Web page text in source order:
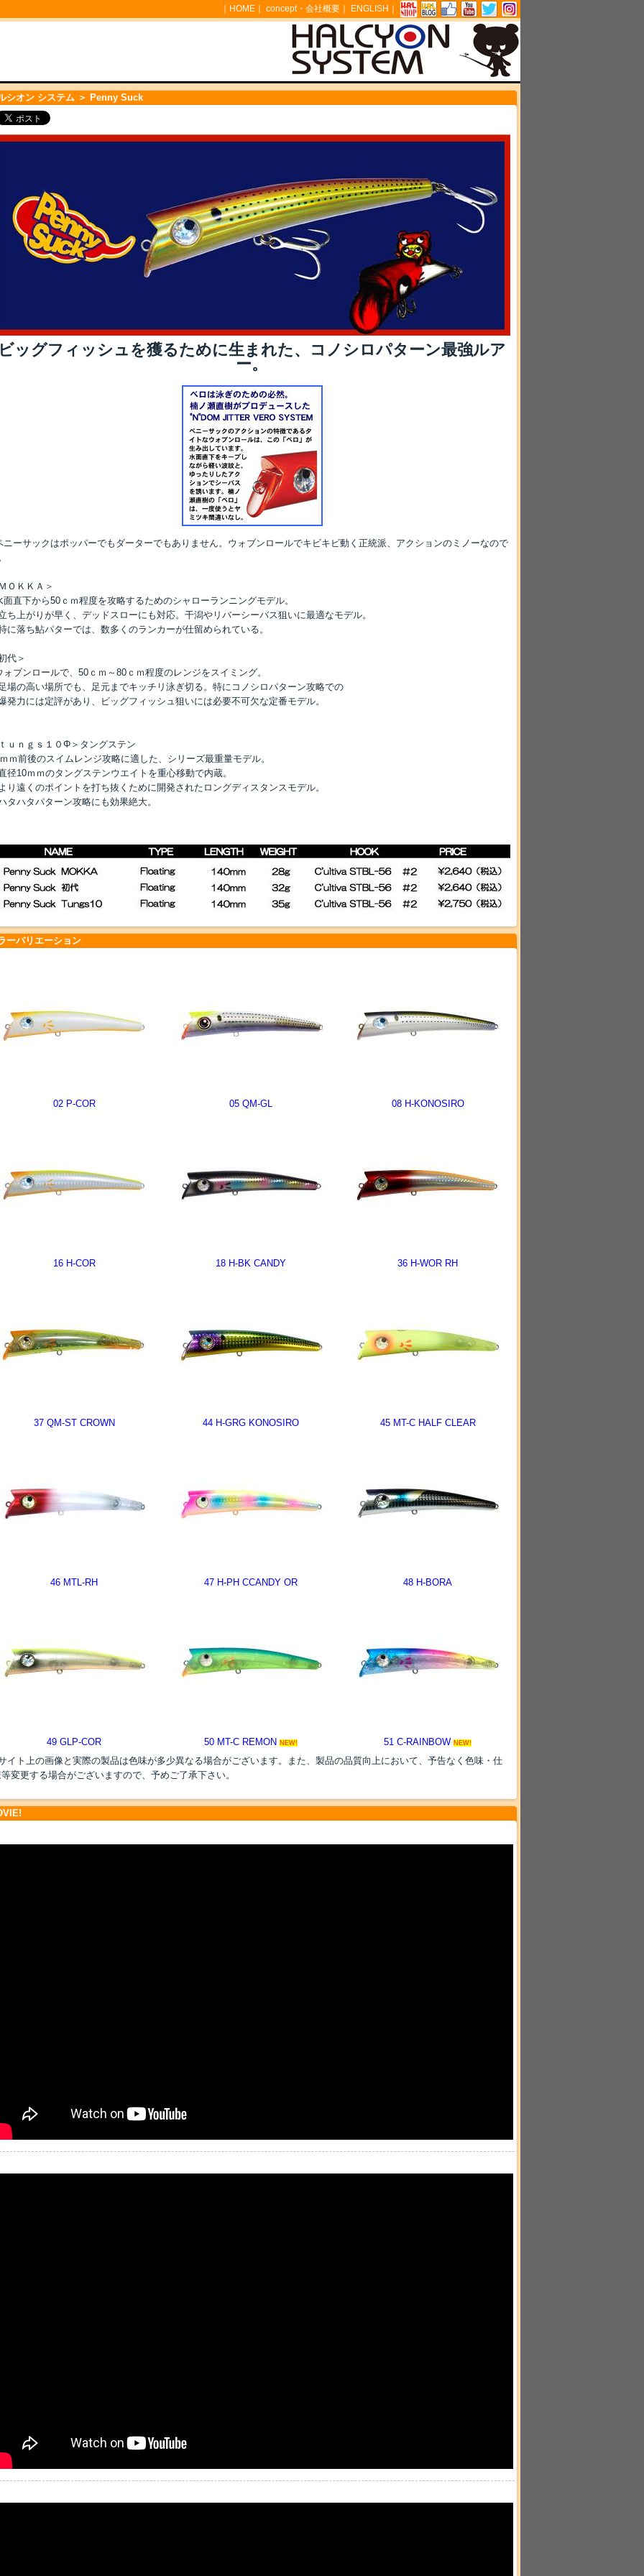
｜ HOME ｜ concept・会社概要 ｜ ENGLISH ｜
シオン システム ＞ Penny Suck
ッグフィッシュを獲るために生まれた、コノシロパターン最強ルア
ー。
ニーサックはポッパーでもダーターでもありません。ウォブンロールでキビキビ動く正統派、アクションのミノーなので
ＯＫＫＡ＞
面直下から50ｃｍ程度を攻略するためのシャローランニングモデル。
上がりが早く、デッドスローにも対応。干潟やリバーシーバス狙いに最適なモデル。
落ち鮎パターでは、数多くのランカーが仕留められている。
代＞
ォブンロールで、50ｃｍ～80ｃｍ程度のレンジをスイミング。
の高い場所でも、足元までキッチリ泳ぎ切る。特にコノシロパターン攻略での
力には定評があり、ビッグフィッシュ狙いには必要不可欠な定番モデル。
ｕｎｇｓ１０Φ＞タングステン
ｍ前後のスイムレンジ攻略に適した、シリーズ最重量モデル。
10ｍｍのタングステンウエイトを重心移動で内蔵。
遠くのポイントを打ち抜くために開発されたロングディスタンスモデル。
ハタパターン攻略にも効果絶大。
ーバリエーション
02 P-COR 05 QM-GL 08 H-KONOSIRO
16 H-COR 18 H-BK CANDY 36 H-WOR RH
37 QM-ST CROWN 44 H-GRG KONOSIRO 45 MT-C HALF CLEAR
46 MTL-RH 47 H-PH CCANDY OR 48 H-BORA
49 GLP-COR 50 MT-C REMON NEW! 51 C-RAINBOW NEW!
イト上の画像と実際の製品は色味が多少異なる場合がございます。また、製品の品質向上において、予告なく色味・仕
変更する場合がございますので、予めご了承下さい。